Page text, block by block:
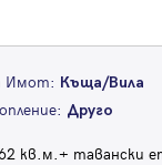
Имот: Къща/Вила
Друго
62 кв.м.+